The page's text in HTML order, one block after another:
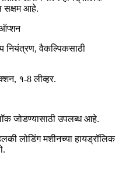
सक्षम आहे.
ऑप्शन
नियंत्रण, वैकल्पिकसाठी
१-8 लीव्हर.
जोडण्यासाठी उपलब्ध आहे.
लोडिंग मशीनच्या हायड्रॉलिक